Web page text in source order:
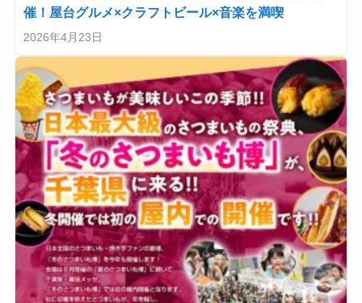
催！屋台グルメ×クラフトビール×音楽を満喫
2026年4月23日